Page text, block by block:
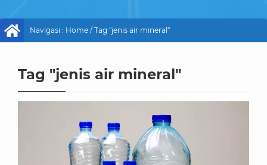
Navigasi : Home / Tag "jenis air mineral"
Tag "jenis air mineral"